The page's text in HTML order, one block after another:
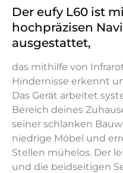
Der eufy L60 ist
hochpräzisen
ausgestattet,
das mithilfe von
Hindernisse erkennt
Das Gerät arbeitet
Bereich deines
seiner schlanken
niedrige Möbel und
Stellen mühelos. Der
und die beidseitigen